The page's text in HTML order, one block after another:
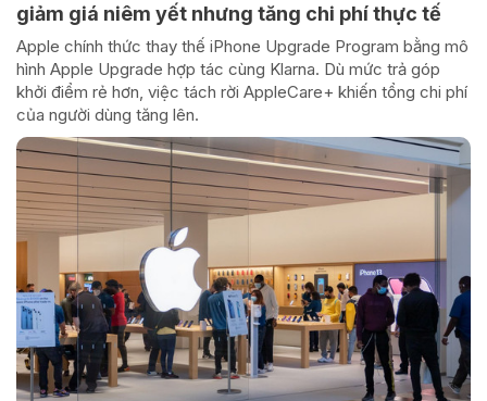
giảm giá niêm yết nhưng tăng chi phí thực tế
Apple chính thức thay thế iPhone Upgrade Program bằng mô
hình Apple Upgrade hợp tác cùng Klarna. Dù mức trả góp
khởi điểm rẻ hơn, việc tách rời AppleCare+ khiến tổng chi phí
của người dùng tăng lên.